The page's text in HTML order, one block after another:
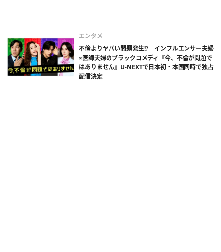
エンタメ
不倫よりヤバい問題発生!? インフルエンサー夫婦
×医師夫婦のブラックコメディ『今、不倫が問題で
はありません』U-NEXTで日本初・本国同時で独占
配信決定